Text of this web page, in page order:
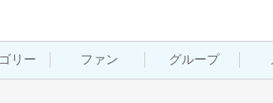
リー ファン グループ